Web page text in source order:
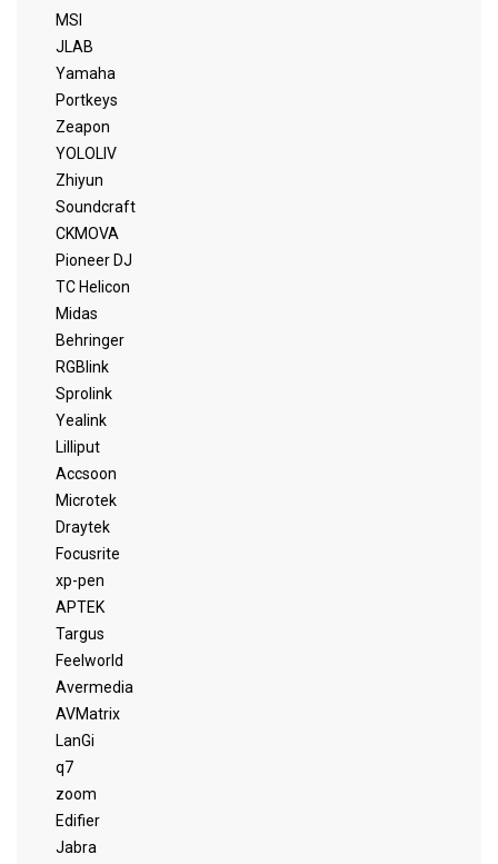
MSI
JLAB
Yamaha
Portkeys
Zeapon
YOLOLIV
Zhiyun
Soundcraft
CKMOVA
Pioneer DJ
TC Helicon
Midas
Behringer
RGBlink
Sprolink
Yealink
Lilliput
Accsoon
Microtek
Draytek
Focusrite
xp-pen
APTEK
Targus
Feelworld
Avermedia
AVMatrix
LanGi
q7
zoom
Edifier
Jabra